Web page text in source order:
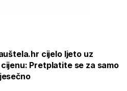
cijelo ljeto uz
Pretplatite se za samo